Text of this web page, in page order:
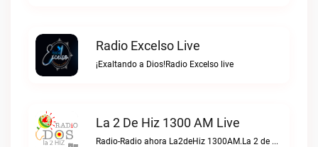
Radio Excelso Live
¡Exaltando a Dios!Radio Excelso live
La 2 De Hiz 1300 AM Live
Radio-Radio ahora La2deHiz 1300AM.La 2 de Hiz 1300 AM live